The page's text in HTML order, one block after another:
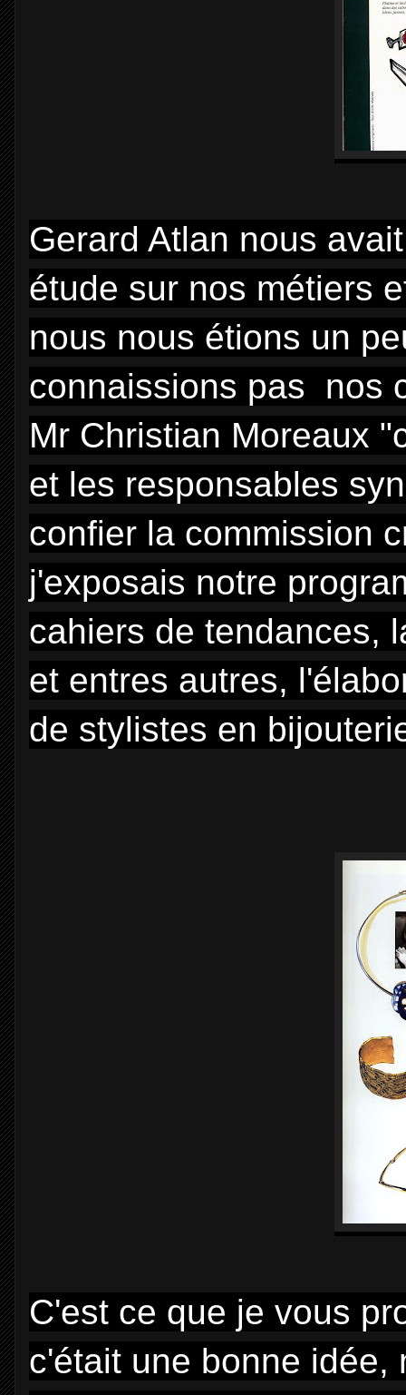
Gerard Atlan nous
étude sur nos métiers
nous nous étions un
connaissions pas nos
Mr Christian Moreaux
et les responsables
confier la commission
j'exposais notre
cahiers de tendances,
et entres autres,
de stylistes en
C'est ce que je vous
c'était une bonne idée,